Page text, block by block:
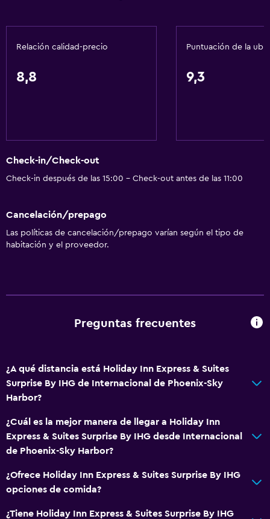
Relación calidad-precio
8,8
Puntuación de la
9,3
Check-in/Check-out
Check-in después de las 15:00 - Check-out antes de las 11:00
Cancelación/prepago
Las políticas de cancelación/prepago varían según el tipo de
habitación y el proveedor.
Preguntas frecuentes
¿A qué distancia está Holiday Inn Express & Suites
Surprise By IHG de Internacional de Phoenix-Sky
Harbor?
¿Cuál es la mejor manera de llegar a Holiday Inn
Express & Suites Surprise By IHG desde Internacional
de Phoenix-Sky Harbor?
¿Ofrece Holiday Inn Express & Suites Surprise By IHG
opciones de comida?
¿Tiene Holiday Inn Express & Suites Surprise By IHG